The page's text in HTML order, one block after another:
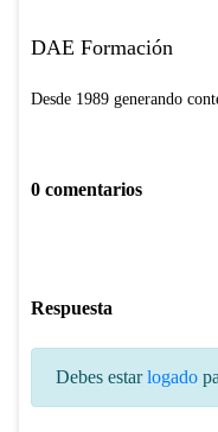
DAE Formación
Desde 1989 generando
0 comentarios
Respuesta
Debes estarlogado